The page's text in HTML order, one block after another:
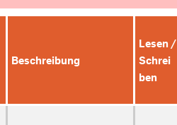
Beschreibung
Lesen /
Schrei
ben